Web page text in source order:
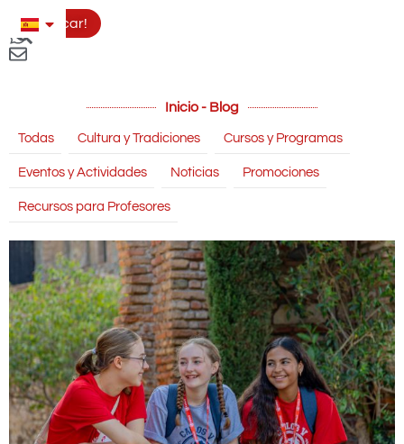
Aplicar!
Inicio - Blog
Todas Cultura y Tradiciones Cursos y Programas
Eventos y Actividades Noticias Promociones
Recursos para Profesores